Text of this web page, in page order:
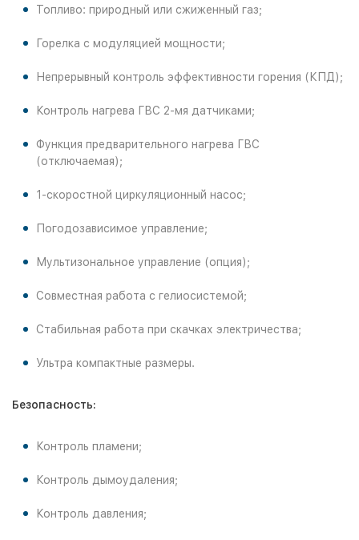
Топливо: природный или сжиженный газ;
Горелка с модуляцией мощности;
Непрерывный контроль эффективности горения (КПД);
Контроль нагрева ГВС 2-мя датчиками;
Функция предварительного нагрева ГВС
(отключаемая);
1-скоростной циркуляционный насос;
Погодозависимое управление;
Мультизональное управление (опция);
Совместная работа с гелиосистемой;
Стабильная работа при скачках электричества;
Ультра компактные размеры.
Безопасность:
Контроль пламени;
Контроль дымоудаления;
Контроль давления;